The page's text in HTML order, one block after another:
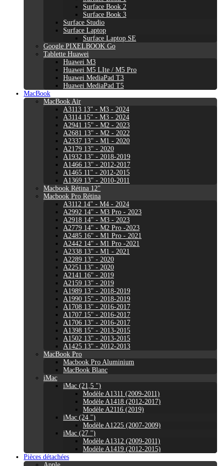
Surface Book 2
Surface Book 3
Surface Studio
Surface Laptop
Surface Laptop SE
Google PIXELBOOK Go
Tablette Huawei
Huawei M3
Huawei M5 LIte / M5 Pro
Huawei MediaPad T3
Huawei MediaPad T5
MacBook
MacBook Air
A3113 13" - M3 - 2024
A3114 15" - M3 - 2024
A2941 15" - M2 - 2023
A2681 13" - M2 - 2022
A2337 13" - M1 - 2020
A2179 13" - 2020
A1932 13" - 2018-2019
A1466 13" - 2012-2017
A1465 11" - 2012-2015
A1369 13" - 2010-2011
Macbook Rétina 12"
Macbook Pro Rétina
A3112 14" - M4 - 2024
A2992 14" - M3 Pro - 2023
A2918 14" - M3 - 2023
A2779 14" - M2 Pro -2023
A2485 16" - M1 Pro - 2021
A2442 14" - M1 Pro -2021
A2338 13" - M1 - 2021
A2289 13" - 2020
A2251 13" - 2020
A2141 16" - 2019
A2159 13" - 2019
A1989 13" - 2018-2019
A1990 15" - 2018-2019
A1708 13" - 2016-2017
A1707 15" - 2016-2017
A1706 13" - 2016-2017
A1398 15" - 2013-2015
A1502 13" - 2013-2015
A1425 13" - 2012-2013
MacBook Pro
Macbook Pro Aluminium
MacBook Blanc
iMac
iMac (21,5 ")
Modèle A1311 (2009-2011)
Modèle A1418 (2012-2017)
Modèle A2116 (2019)
iMac (24 ")
Modèle A1225 (2007-2009)
iMac (27 ")
Modèle A1312 (2009-2011)
Modèle A1419 (2012-2015)
Pièces détachées